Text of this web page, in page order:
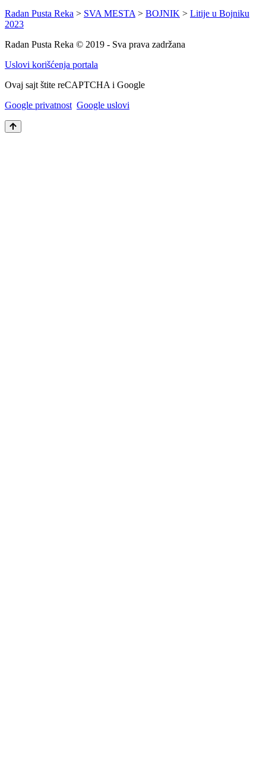
Radan Pusta Reka > SVA MESTA > BOJNIK > Litije u Bojniku
2023
Radan Pusta Reka © 2019 - Sva prava zadržana
Uslovi korišćenja portala
Ovaj sajt štite reCAPTCHA i Google
Google privatnost Google uslovi